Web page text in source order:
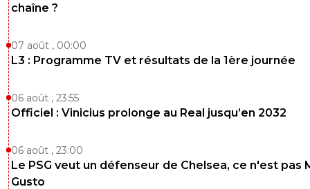
chaîne ?
07 août , 00:00
L3 : Programme TV et résultats de la 1ère journée
06 août , 23:55
Officiel : Vinicius prolonge au Real jusqu’en 2032
06 août , 23:00
Le PSG veut un défenseur de Chelsea, ce n'est pas
Gusto